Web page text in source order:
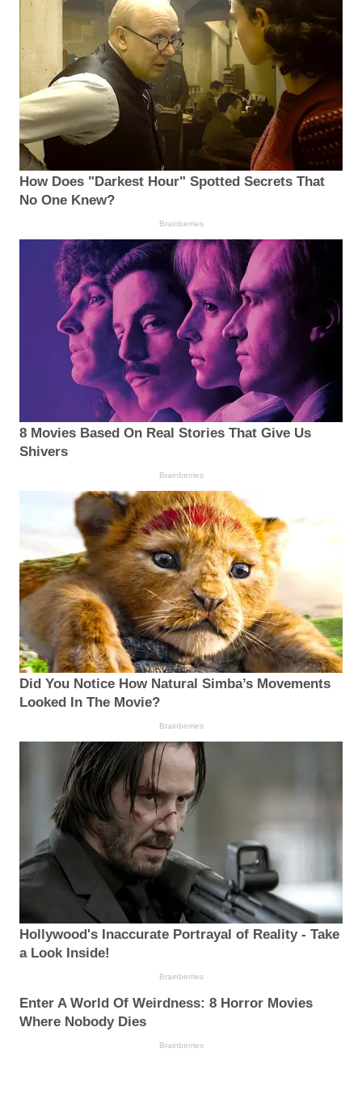
How Does "Darkest Hour" Spotted Secrets That
No One Knew?
Brainberries
8 Movies Based On Real Stories That Give Us
Shivers
Brainberries
Did You Notice How Natural Simba’s Movements
Looked In The Movie?
Brainberries
Hollywood's Inaccurate Portrayal of Reality - Take
a Look Inside!
Brainberries
Enter A World Of Weirdness: 8 Horror Movies
Where Nobody Dies
Brainberries